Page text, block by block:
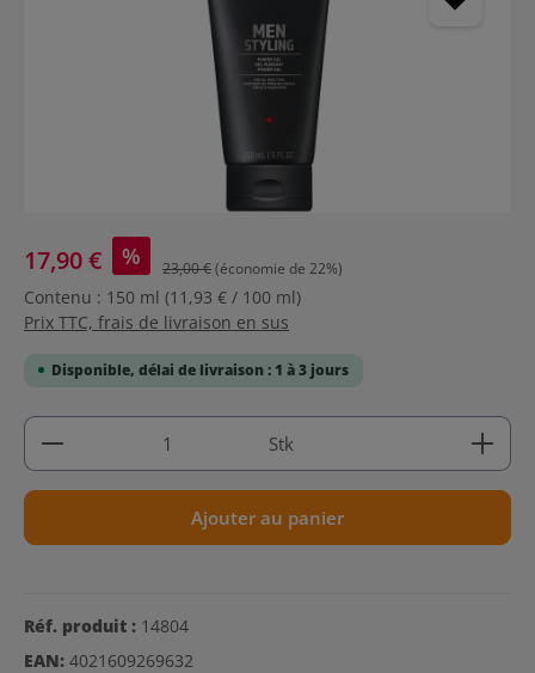
17,90 € % 23,00 €(économie de 22%)
Contenu : 150 ml (11,93 € / 100 ml)
Prix TTC, frais de livraison en sus
Disponible, délai de livraison : 1 à 3 jours
Quantité de produit : Entrez la quantité
Stk
Ajouter au panier
Réf. produit : 14804
EAN: 4021609269632